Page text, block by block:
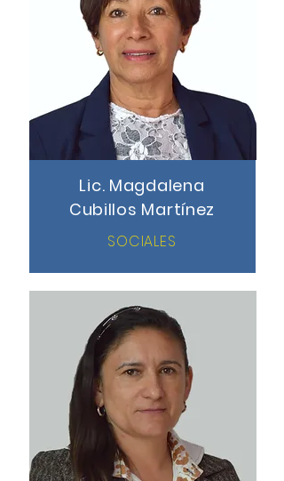
Lic. Magdalena
Cubillos Martínez
SOCIALES